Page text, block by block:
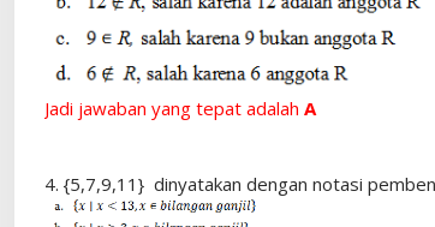
Jadi jawaban yang tepat adalah A
4. {5,7,9,11} dinyatakan dengan notasi